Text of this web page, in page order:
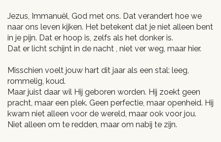
Jezus, Immanuël, God met ons. Dat verandert hoe we
naar ons leven kijken. Het betekent dat je niet alleen bent
in je pijn. Dat er hoop is, zelfs als het donker is.
Dat er licht schijnt in de nacht , niet ver weg, maar hier.
Misschien voelt jouw hart dit jaar als een stal: leeg,
rommelig, koud.
Maar juist daar wil Hij geboren worden. Hij zoekt geen
pracht, maar een plek. Geen perfectie, maar openheid. Hij
kwam niet alleen voor de wereld, maar ook voor jou.
Niet alleen om te redden, maar om nabij te zijn.